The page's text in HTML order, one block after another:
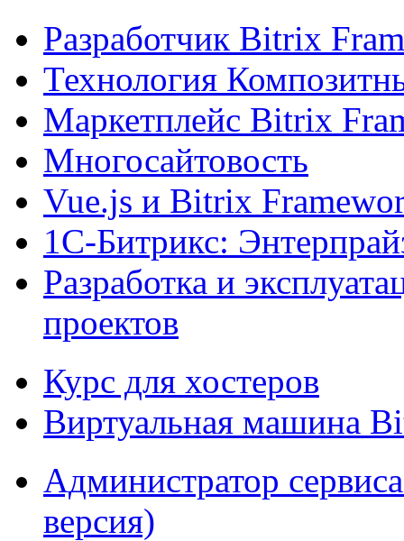
Разработчик Bitrix
Технология
Маркетплейс Bitrix
Многосайтовость
Vue.js и Bitrix
1С-Битрикс:
Разработка и
проектов
Курс для хостеров
Виртуальная машина
Администратор
версия)